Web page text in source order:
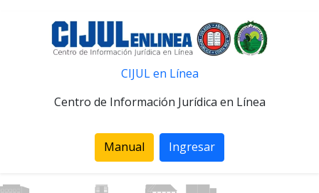
CIJUL en Línea
Centro de Información Jurídica en Línea
Manual Ingresar